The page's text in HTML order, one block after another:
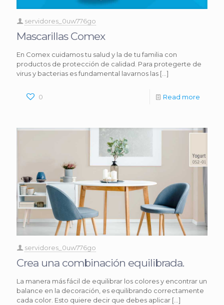
servidores_0uw776go
Mascarillas Comex
En Comex cuidamos tu salud y la de tu familia con
productos de protección de calidad. Para protegerte de
virus y bacterias es fundamental lavarnos las […]
0 Read more
servidores_0uw776go
Crea una combinación equilibrada.
La manera más fácil de equilibrar los colores y encontrar un
balance en la decoración, es equilibrando correctamente
cada color. Esto quiere decir que debes aplicar […]